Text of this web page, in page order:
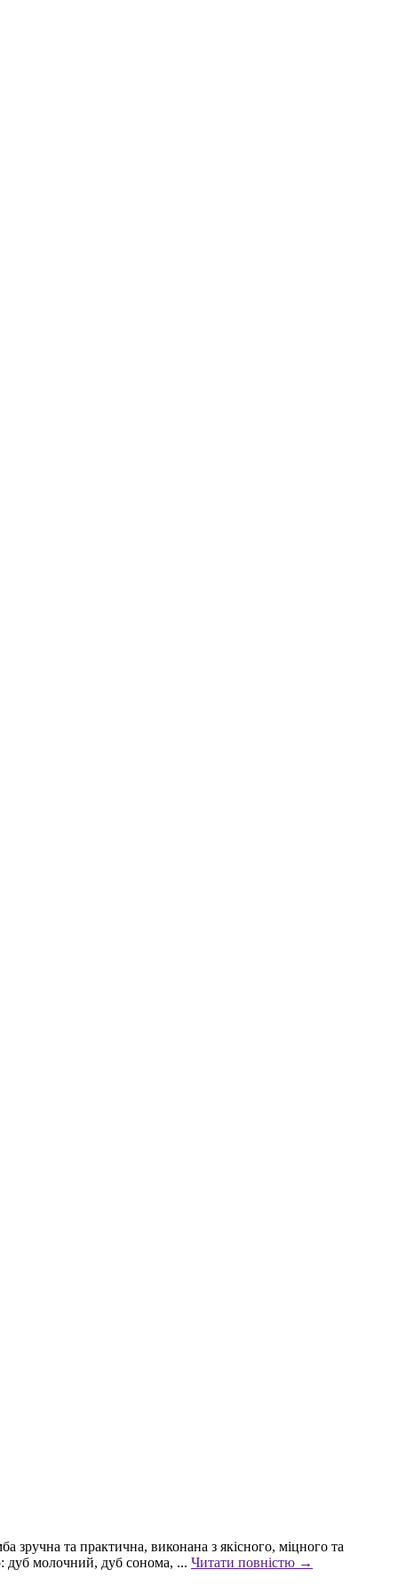
зручна та практична, виконана з якісного, міцного та
дуб молочний, дуб сонома, ... Читати повністю →